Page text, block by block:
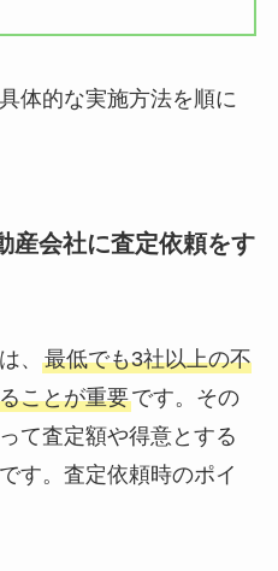
体的な実施方法を順に
産会社に査定依頼をす
、 最低でも3社以上の不
ことが重要です。その
て査定額や得意とする
す。査定依頼時のポイ